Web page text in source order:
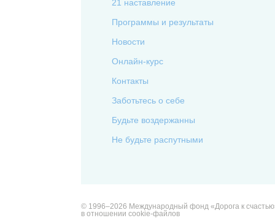
21 наставление
Программы и результаты
Новости
Онлайн-курс
Контакты
Заботьтесь о себе
Будьте воздержанны
Не будьте распутными
© 1996–2026 Международный фонд «Дорога к
в отношении cookie-файлов